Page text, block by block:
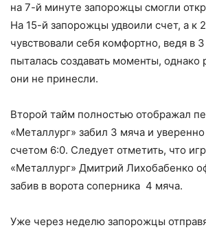
на 7-й минуте запорожцы смогли
На 15-й запорожцы удвоили счет, а к
чувствовали себя комфортно, ведя в
пыталась создавать моменты, однако
они не принесли.
Второй тайм полностью отображал
«Металлург» забил 3 мяча и
счетом 6:0. Следует отметить, что
«Металлург» Дмитрий Лихобабенко
забив в ворота соперника 4 мяча.
Уже через неделю запорожцы